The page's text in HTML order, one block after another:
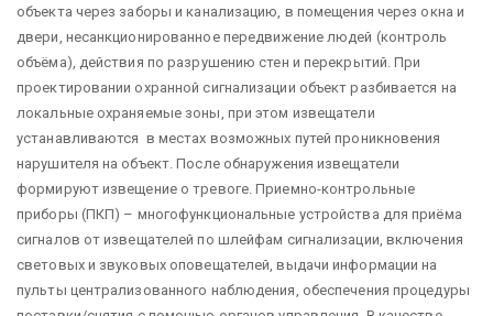
объекта через заборы и канализацию, в помещения через окна и
двери, несанкционированное передвижение людей (контроль
объёма), действия по разрушению стен и перекрытий. При
проектировании охранной сигнализации объект разбивается на
локальные охраняемые зоны, при этом извещатели
устанавливаются в местах возможных путей проникновения
нарушителя на объект. После обнаружения извещатели
формируют извещение о тревоге. Приемно-контрольные
приборы (ПКП) – многофункциональные устройства для приёма
сигналов от извещателей по шлейфам сигнализации, включения
световых и звуковых оповещателей, выдачи информации на
пульты централизованного наблюдения, обеспечения процедуры